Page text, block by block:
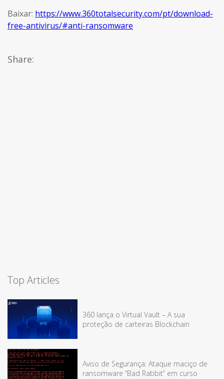
Baixar: https://www.360totalsecurity.com/pt/download-
free-antivirus/#anti-ransomware
Share:
Top Articles
360 lança o Virtual Vault – A sua
proteção de carteiras Blockchain
Aviso de Segurança: Ataque maciço de
ransomware “Bad Rabbit” em curso